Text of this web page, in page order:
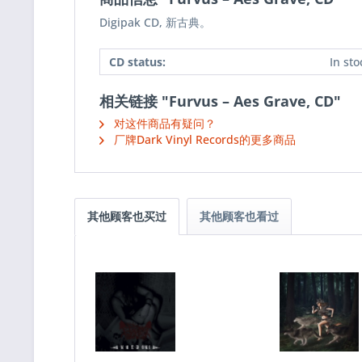
Digipak CD, 新古典。
CD status: In
相关链接 "Furvus – Aes Grave, CD"
对这件商品有疑问？
厂牌Dark Vinyl Records的更多商品
其他顾客也买过 其他顾客也看过